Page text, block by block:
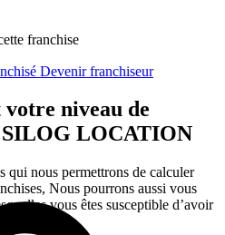
Devenir franchiseur
franchise
votre niveau de
SILOG LOCATION
qui nous permettrons de calculer
Nous pourrons aussi vous
vous êtes susceptible d’avoir